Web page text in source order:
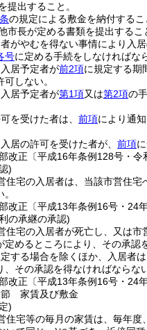
提出すること。
の規定による敷金を納付するこ
市長が定める書類を提出するこ
がやむを得ない事情により入
号に定める手続をしなければな
居予定者が前2項に規定する期
しない。
居予定者が第1項又は第2項の
を受けた者は、 前項により通
居の許可を受けた者が、 前項
改正〔平成16年条例128号・令
)
住宅の入居者は、当該市営住
改正〔平成13年条例16号・24
の承継の承認)
住宅の入居者が死亡し、又は
定めるところにより、その承認
する場合を除くほか、入居者
、その承認を得なければならな
改正〔平成13年条例16号・24
家賃及び敷金
)
住宅等の毎月の家賃は、毎年度、